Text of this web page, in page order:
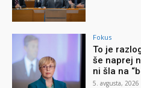
Fokus
To je
še naprej
ni šla na
5. avgusta, 2026